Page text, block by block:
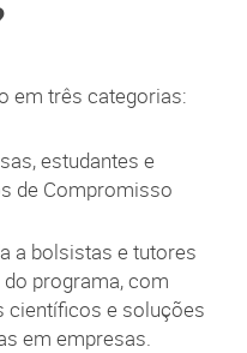
em três categorias:
estudantes e
de Compromisso
a bolsistas e tutores
programa, com
científicos e soluções
em empresas.